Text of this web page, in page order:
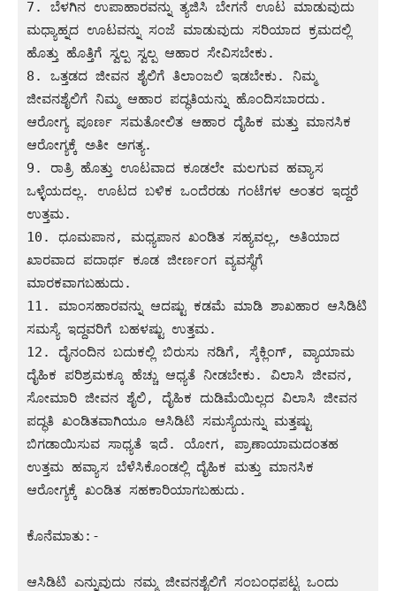
7. ಬೆಳಗಿನ ಉಪಾಹಾರವನ್ನು ತ್ಯಜಿಸಿ ಬೇಗನೆ ಊಟ ಮಾಡುವುದು
ಮಧ್ಯಾಹ್ನದ ಊಟವನ್ನು ಸಂಜೆ ಮಾಡುವುದು ಸರಿಯಾದ ಕ್ರಮದಲ್ಲಿ
ಹೊತ್ತು ಹೊತ್ತಿಗೆ ಸ್ವಲ್ಪ ಸ್ವಲ್ಪ ಆಹಾರ ಸೇವಿಸಬೇಕು.
8. ಒತ್ತಡದ ಜೀವನ ಶೈಲಿಗೆ ತಿಲಾಂಜಲಿ ಇಡಬೇಕು. ನಿಮ್ಮ
ಜೀವನಶೈಲಿಗೆ ನಿಮ್ಮ ಆಹಾರ ಪದ್ಧತಿಯನ್ನು ಹೊಂದಿಸಬಾರದು.
ಆರೋಗ್ಯ ಪೂರ್ಣ ಸಮತೋಲಿತ ಆಹಾರ ದೈಹಿಕ ಮತ್ತು ಮಾನಸಿಕ
ಆರೋಗ್ಯಕ್ಕೆ ಅತೀ ಅಗತ್ಯ.
9. ರಾತ್ರಿ ಹೊತ್ತು ಊಟವಾದ ಕೂಡಲೇ ಮಲಗುವ ಹವ್ಯಾಸ
ಒಳ್ಳೆಯದಲ್ಲ. ಊಟದ ಬಳಿಕ ಒಂದೆರಡು ಗಂಟೆಗಳ ಅಂತರ ಇದ್ದರೆ
ಉತ್ತಮ.
10. ಧೂಮಪಾನ, ಮಧ್ಯಪಾನ ಖಂಡಿತ ಸಹ್ಯವಲ್ಲ, ಅತಿಯಾದ
ಖಾರವಾದ ಪದಾರ್ಥ ಕೂಡ ಜೀರ್ಣಂಗ ವ್ಯವಸ್ಥೆಗೆ
ಮಾರಕವಾಗಬಹುದು.
11. ಮಾಂಸಹಾರವನ್ನು ಆದಷ್ಟು ಕಡಮೆ ಮಾಡಿ ಶಾಖಹಾರ ಆಸಿಡಿಟಿ
ಸಮಸ್ಯೆ ಇದ್ದವರಿಗೆ ಬಹಳಷ್ಟು ಉತ್ತಮ.
12. ದೈನಂದಿನ ಬದುಕಲ್ಲಿ ಬಿರುಸು ನಡಿಗೆ, ಸ್ಕೆಕ್ಲಿಂಗ್, ವ್ಯಾಯಾಮ
ದೈಹಿಕ ಪರಿಶ್ರಮಕ್ಕೂ ಹೆಚ್ಚು ಆಧ್ಯತೆ ನೀಡಬೇಕು. ವಿಲಾಸಿ ಜೀವನ,
ಸೋಮಾರಿ ಜೀವನ ಶೈಲಿ, ದೈಹಿಕ ದುಡಿಮೆಯಿಲ್ಲದ ವಿಲಾಸಿ ಜೀವನ
ಪದ್ಧತಿ ಖಂಡಿತವಾಗಿಯೂ ಆಸಿಡಿಟಿ ಸಮಸ್ಯೆಯನ್ನು ಮತ್ತಷ್ಟು
ಬಿಗಡಾಯಿಸುವ ಸಾಧ್ಯತೆ ಇದೆ. ಯೋಗ, ಪ್ರಾಣಾಯಾಮದಂತಹ
ಉತ್ತಮ ಹವ್ಯಾಸ ಬೆಳೆಸಿಕೊಂಡಲ್ಲಿ ದೈಹಿಕ ಮತ್ತು ಮಾನಸಿಕ
ಆರೋಗ್ಯಕ್ಕೆ ಖಂಡಿತ ಸಹಕಾರಿಯಾಗಬಹುದು.
ಕೊನೆಮಾತು:-
ಆಸಿಡಿಟಿ ಎನ್ನುವುದು ನಮ್ಮ ಜೀವನಶೈಲಿಗೆ ಸಂಬಂಧಪಟ್ಟ ಒಂದು